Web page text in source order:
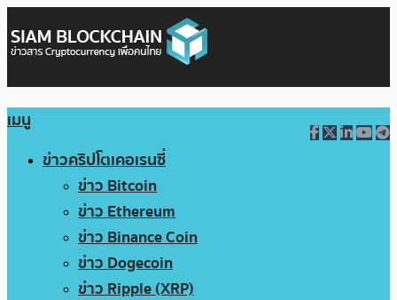
เมนู
ข่าวคริปโตเคอเรนซี่
ข่าว Bitcoin
ข่าว Ethereum
ข่าว Binance Coin
ข่าว Dogecoin
ข่าว Ripple (XRP)